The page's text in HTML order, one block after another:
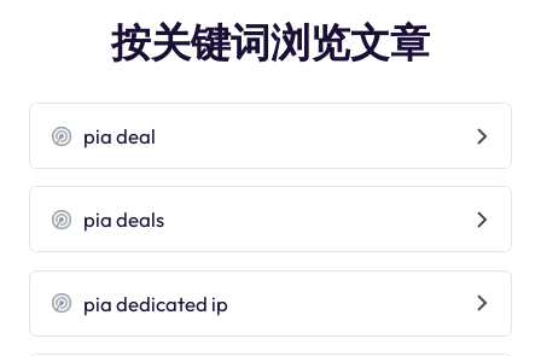
按关键词浏览文章
pia deal
pia deals
pia dedicated ip